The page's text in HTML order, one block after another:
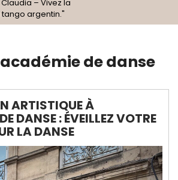
– Vivez la
argentin."
académie de danse
ARTISTIQUE À
DANSE : ÉVEILLEZ VOTRE
LA DANSE